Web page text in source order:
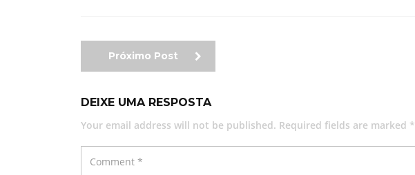
Próximo Post
DEIXE UMA RESPOSTA
Your email address will not be published. Required fields are marked *